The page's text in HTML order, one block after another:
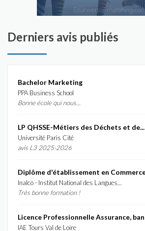
Derniers avis publiés
Bachelor Marketing
PPA Business School
Bonne école qui nous...
LP QHSSE-Métiers des Déchets et de...
Université Paris Cité
avis L3 2025-2026
Inalco - Institut National des Langues...
Très bonne formation !
IAE Tours Val de Loire